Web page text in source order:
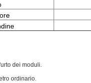
dei moduli.
ordinario.